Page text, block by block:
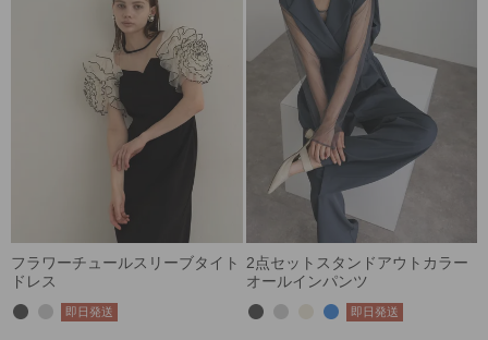
フラワーチュールスリーブタイト
ドレス
即日発送
2点セットスタンドアウトカラー
オールインパンツ
即日発送